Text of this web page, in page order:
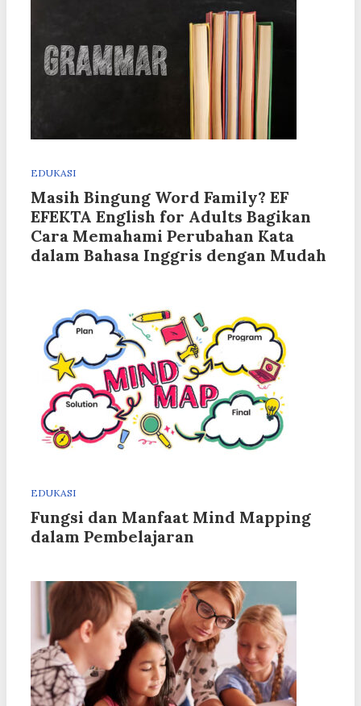
EDUKASI
Masih Bingung Word Family? EF
EFEKTA English for Adults Bagikan
Cara Memahami Perubahan Kata
dalam Bahasa Inggris dengan Mudah
EDUKASI
Fungsi dan Manfaat Mind Mapping
dalam Pembelajaran